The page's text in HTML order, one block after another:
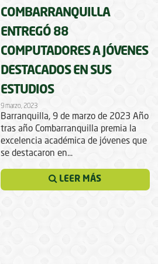
COMBARRANQUILLA
ENTREGÓ 88
COMPUTADORES A JÓVENES
DESTACADOS EN SUS
ESTUDIOS
9 marzo, 2023
Barranquilla, 9 de marzo de 2023 Año
tras año Combarranquilla premia la
excelencia académica de jóvenes que
se destacaron en...
LEER MÁS